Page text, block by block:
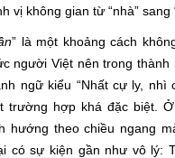
vị không gian từ “nhà” sang
” là một khoảng cách
người Việt nên trong thành
ngữ kiểu “Nhất cự ly, nhì
trường hợp khá đặc biệt.
hướng theo chiều ngang
có sự kiện gần như vô lý: